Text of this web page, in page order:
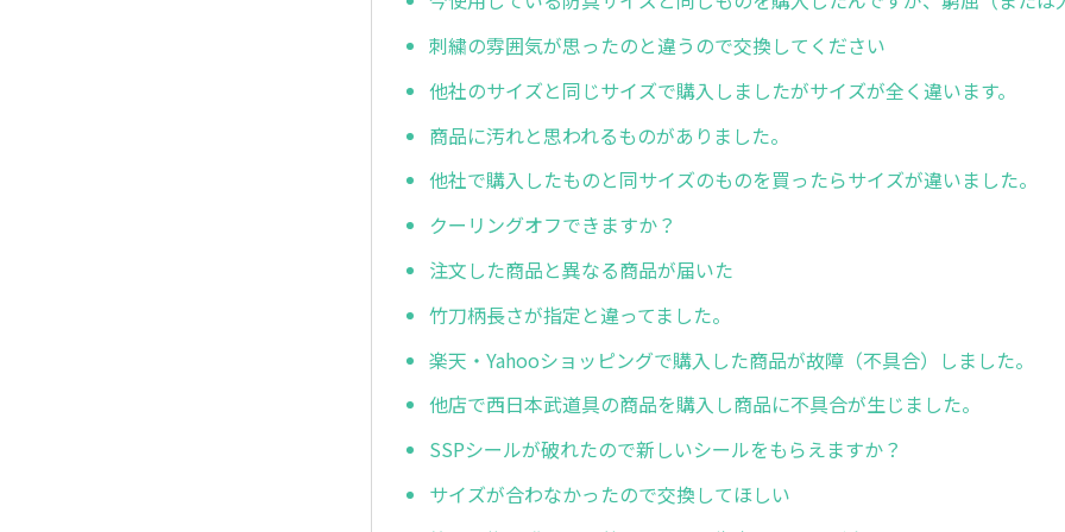
刺繍の雰囲気が思ったのと違うので交換してください
他社のサイズと同じサイズで購入しましたがサイズが全く違います。
商品に汚れと思われるものがありました。
他社で購入したものと同サイズのものを買ったらサイズが違いました。
クーリングオフできますか？
注文した商品と異なる商品が届いた
竹刀柄長さが指定と違ってました。
楽天・Yahooショッピングで購入した商品が故障（不具合）しました。
他店で西日本武道具の商品を購入し商品に不具合が生じました。
SSPシールが破れたので新しいシールをもらえますか？
サイズが合わなかったので交換してほしい